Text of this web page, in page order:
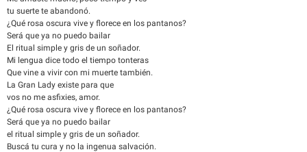
tu suerte te abandonó.
¿Qué rosa oscura vive y florece en los pantanos?
Será que ya no puedo bailar
El ritual simple y gris de un soñador.
Mi lengua dice todo el tiempo tonteras
Que vine a vivir con mi muerte también.
La Gran Lady existe para que
vos no me asfixies, amor.
¿Qué rosa oscura vive y florece en los pantanos?
Será que ya no puedo bailar
el ritual simple y gris de un soñador.
Buscá tu cura y no la ingenua salvación.